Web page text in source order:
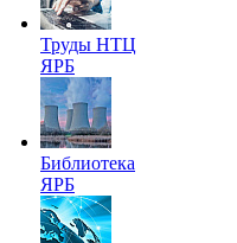
Труды НТЦ
ЯРБ
Библиотека
ЯРБ